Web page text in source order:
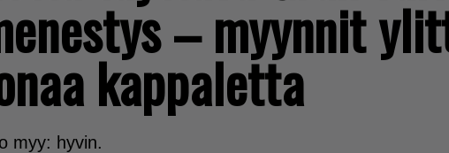
– myynnit
kappaletta
myy: hyvin.